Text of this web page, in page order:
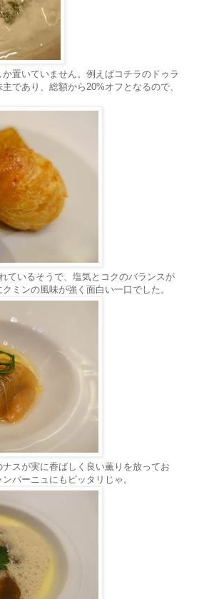
置いていません。例えばコチラのドゥラ
であり、総額から20%オフとなるので、
ているそうで、塩気とコクのバランスが
ミンの風味が強く面白い一口でした。
スが実に香ばしく良い薫りを放ってお
パーニュにもピッタリじゃ。